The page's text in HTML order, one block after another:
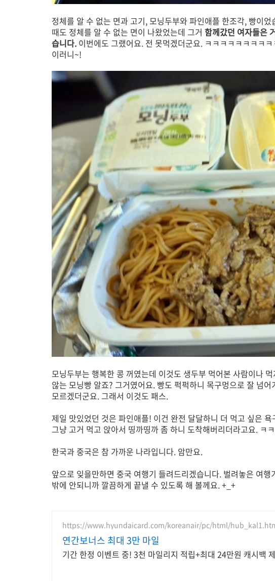
정체를 알 수 없는 면과 고기, 모닝두부와 파인애플 한조각, 빵이
때도 정체를 알 수 없는 면이 나왔었는데 그거 함께갔던 여자들은
습니다. 이번에도 그랬어요. 전 못먹겠더군요. ㅋㅋㅋㅋㅋㅋㅋㅋ
이러니~!
모닝두부는 행복한 콩 꺼였는데 이것도 생두부 먹어본 사람이나
않는 모닝빵 알죠? 그거였어요. 빵도 퍽퍽하니 목구멍으로 잘 넘
모르겠더군요. 그래서 이것도 패스.
제일 맛있었던 것은 파인애플! 이건 완전 달달하니 더 먹고 싶은
그냥 고거 먹고 앉아서 띵까띵까 좀 하니 도착해버리더라고요. ㅋㅋ
한국과 중국은 참 가까운 나라입니다. 암만요.
앞으로 잊을만하면 중국 여행기 들려드리겠습니다. 벌려놓은 여
밖에 안되니까 깔끔하게 끝낼 수 있도록 해 볼께요. +_+
https://www.hyundaicard.com/koreanair/pc/html/
연간보너스 최대 3만 마일
기간 한정 이벤트 중! 3천 마일리지 적립+최대 24만원 캐시백